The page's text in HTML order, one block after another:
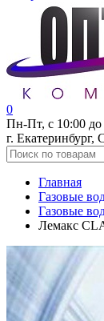
0
Пн-Пт, с 10:00 до
г. Екатеринбург,
Главная
Газовые
Газовые
Лемакс